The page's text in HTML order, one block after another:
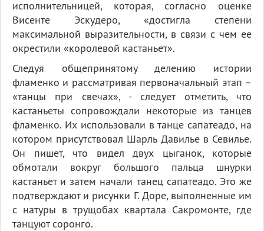
исполнительницей, которая, согласно оценке
Висенте Эскудеро, «достигла степени
максимальной выразительности, в связи с чем ее
окрестили «королевой кастаньет».
Следуя общепринятому делению истории
фламенко и рассматривая первоначальный этап –
«танцы при свечах», - следует отметить, что
кастаньеты сопровождали некоторые из танцев
фламенко. Их использовали в танце сапатеадо, на
котором присутствовал Шарль Давилье в Севилье.
Он пишет, что видел двух цыганок, которые
обмотали вокруг большого пальца шнурки
кастаньет и затем начали танец сапатеадо. Это же
подтверждают и рисунки Г. Доре, выполненные им
с натуры в трущобах квартала Сакромонте, где
танцуют соронго.